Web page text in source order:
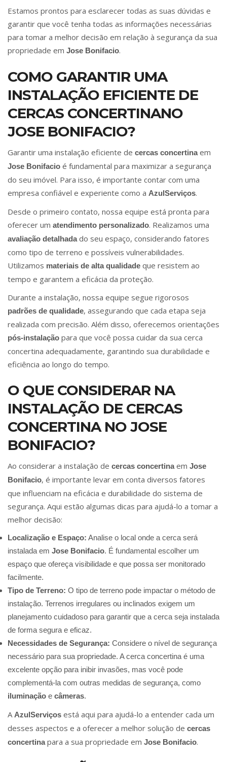
Estamos prontos para esclarecer todas as suas dúvidas e
garantir que você tenha todas as informações necessárias
para tomar a melhor decisão em relação à segurança da sua
propriedade em Jose Bonifacio.
COMO GARANTIR UMA
INSTALAÇÃO EFICIENTE DE
CERCAS CONCERTINANO
JOSE BONIFACIO?
Garantir uma instalação eficiente de cercas concertinaem
Jose Bonifacio é fundamental para maximizar a segurança
do seu imóvel. Para isso, é importante contar com uma
empresa confiável e experiente como a AzulServiços.
Desde o primeiro contato, nossa equipe está pronta para
oferecer um atendimento personalizado. Realizamos uma
avaliação detalhadado seu espaço, considerando fatores
como tipo de terreno e possíveis vulnerabilidades.
Utilizamos materiais de alta qualidade que resistem ao
tempo e garantem a eficácia da proteção.
Durante a instalação, nossa equipe segue rigorosos
padrões de qualidade, assegurando que cada etapa seja
realizada com precisão. Além disso, oferecemos orientações
pós-instalação para que você possa cuidar da sua cerca
concertina adequadamente, garantindo sua durabilidade e
eficiência ao longo do tempo.
O QUE CONSIDERAR NA
INSTALAÇÃO DE CERCAS
CONCERTINA NO JOSE
BONIFACIO?
Ao considerar a instalação de cercas concertinaem Jose
Bonifacio, é importante levar em conta diversos fatores
que influenciam na eficácia e durabilidade do sistema de
segurança. Aqui estão algumas dicas para ajudá-lo a tomar a
melhor decisão:
Localização e Espaço: Analise o local onde a cerca será
instalada em Jose Bonifacio. É fundamental escolher um
espaço que ofereça visibilidade e que possa ser monitorado
facilmente.
Tipo de Terreno: O tipo de terreno pode impactar o método de
instalação. Terrenos irregulares ou inclinados exigem um
planejamento cuidadoso para garantir que a cerca seja instalada
de forma segura e eficaz.
Necessidades de Segurança: Considere o nível de segurança
necessário para sua propriedade. A cerca concertina é uma
excelente opção para inibir invasões, mas você pode
complementá-la com outras medidas de segurança, como
iluminação e câmeras.
A AzulServiços está aqui para ajudá-lo a entender cada um
desses aspectos e a oferecer a melhor solução de cercas
concertinapara a sua propriedade em Jose Bonifacio.